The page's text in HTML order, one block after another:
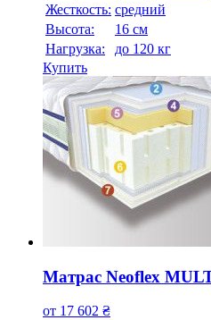
Жесткость: средний
Высотa:
16 см
Нагрузка:
до 120 кг
Купить
Матрас Neoflex
от 17 602 ₴